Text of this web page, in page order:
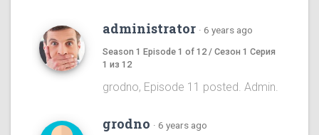
administrator · 6 years ago
Season 1 Episode 1 of 12 / Сезон 1 Серия
1 из 12
grodno, Episode 11 posted. Admin.
grodno · 6 years ago